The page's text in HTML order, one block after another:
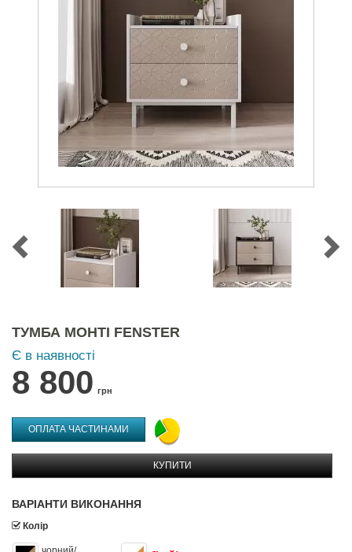
ТУМБА МОНТІ FENSTER
Є в наявності
8 800 грн
ОПЛАТА ЧАСТИНАМИ
КУПИТИ
ВАРІАНТИ ВИКОНАННЯ
Колір